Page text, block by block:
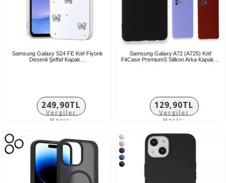
Samsung Galaxy S24 FE Kılıf Fiyonk
Desenli Şeffaf Kapak…
249,90TL
Vergiler
Hariç:
Samsung Galaxy A72 (A725) Kılıf
FitCase PremiumS Silikon Arka Kapak…
129,90TL
Vergiler
Hariç: